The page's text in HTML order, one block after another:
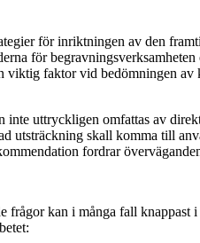
för inriktningen av den
för begravningsverksamheten
viktig faktor vid bedömningen av
inte uttryckligen omfattas av
utsträckning skall komma till
fordrar
frågor kan i många fall knappast